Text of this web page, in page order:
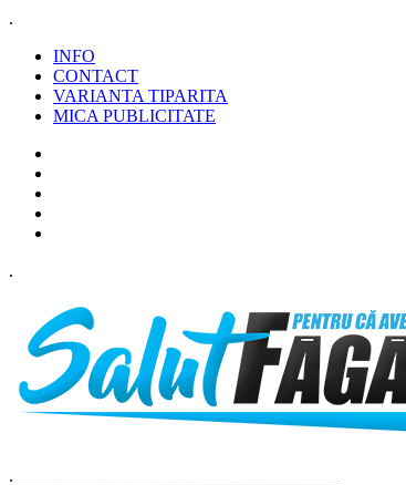
.
INFO
CONTACT
VARIANTA TIPARITA
MICA PUBLICITATE
.
.